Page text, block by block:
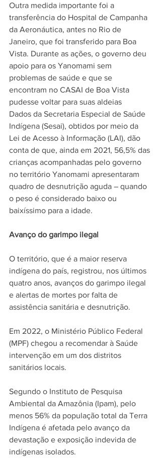
Outra medida importante foi a
transferência do Hospital de Campanha
da Aeronáutica, antes no Rio de
Janeiro, que foi transferido para Boa
Vista. Durante as ações, o governo deu
apoio para os Yanomami sem
problemas de saúde e que se
encontram no CASAI de Boa Vista
pudesse voltar para suas aldeias
Dados da Secretaria Especial de Saúde
Indígena (Sesai), obtidos por meio da
Lei de Acesso à Informação (LAI), dão
conta de que, ainda em 2021, 56,5% das
crianças acompanhadas pelo governo
no território Yanomami apresentaram
quadro de desnutrição aguda – quando
o peso é considerado baixo ou
baixíssimo para a idade.
Avanço do garimpo ilegal
O território, que é a maior reserva
indígena do país, registrou, nos últimos
quatro anos, avanços do garimpo ilegal
e alertas de mortes por falta de
assistência sanitária e desnutrição.
Em 2022, o Ministério Público Federal
(MPF) chegou a recomendar à Saúde
intervenção em um dos distritos
sanitários locais.
Segundo o Instituto de Pesquisa
Ambiental da Amazônia (Ipam), pelo
menos 56% da população total da Terra
Indígena é afetada pelo avanço da
devastação e exposição indevida de
indígenas isolados.